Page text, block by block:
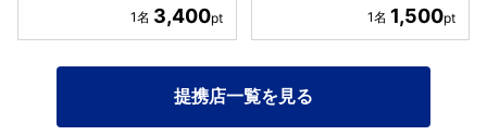
3,400 1,500
提携店一覧を見る